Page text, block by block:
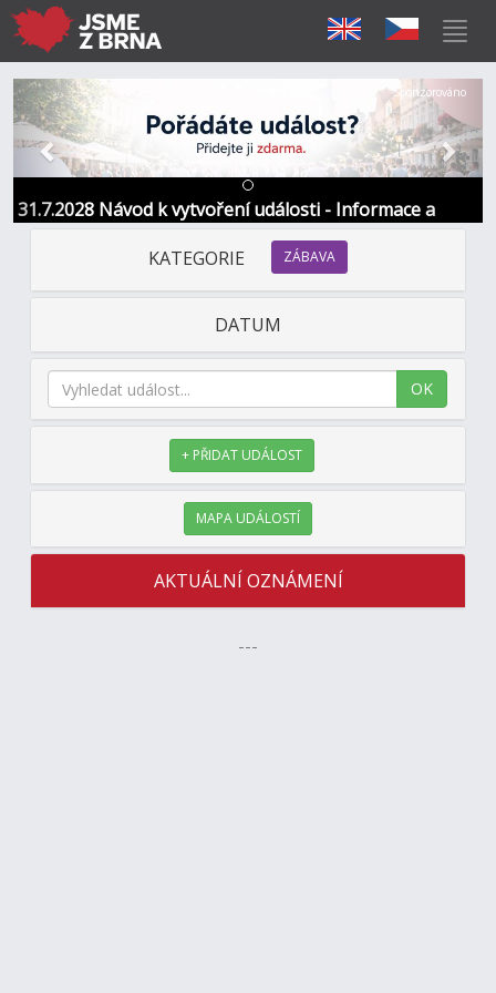
31.7.2028 Návod k vytvoření události - Informace a
kontakt
Předchozí Další
Sponzorováno
KATEGORIE ZÁBAVA
DATUM
OK
+ PŘIDAT UDÁLOST
MAPA UDÁLOSTÍ
AKTUÁLNÍ OZNÁMENÍ
---